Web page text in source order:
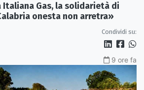
Gas, la solidarietà di
onesta non arretra»
Condividi su:
9 ore fa